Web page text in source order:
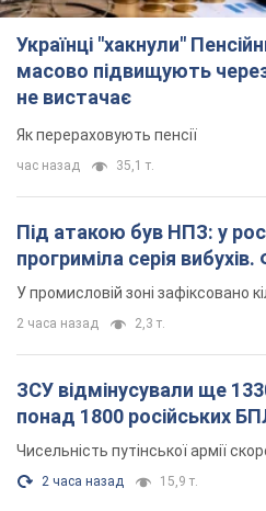
Українці "хакнули"
масово підвищують
не вистачає
Як перераховують пенсії
час назад 35,1 т.
Під атакою був НПЗ: у
прогриміла серія вибухів.
У промисловій зоні зафіксовано
2 часа назад 2,3 т.
ЗСУ відмінусували ще
понад 1800 російських
Чисельність путінської армії
2 часа назад 15,9 т.